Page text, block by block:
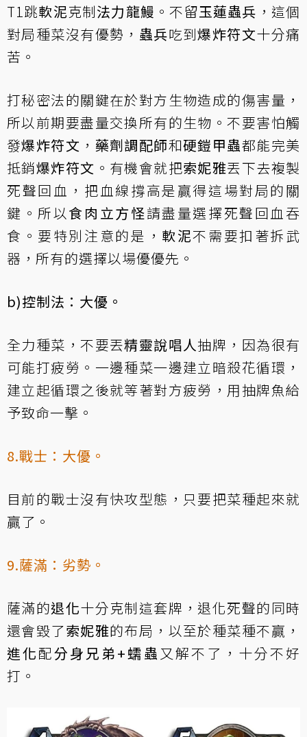
T1跳軟泥克制法力龍鰻 。不留玉蓮蟲兵 ，這個
對局種菜沒有優勢， 蟲兵吃到爆炸符文十分痛
苦。
打秘密法的關鍵在於對方生物造成的傷害量，
所以前期要盡量交換所有的生物。不要害怕觸
發爆炸符文 ， 藥劑調配師和硬鎧甲蟲都能完美
抵銷爆炸符文 。有機會就把索妮雅丟下去複製
死聲回血，把血線撐高是贏得這場對局的關
鍵。所以食肉立方怪請盡量選擇死聲回血吞
食。要特別注意的是， 軟泥不需要扣著拆武
器，所有的選擇以場優優先。
b)控制法：大優。
全力種菜，不要丟精靈說唱人抽牌，因為很有
可能打疲勞。一邊種菜一邊建立暗殺花循環，
建立起循環之後就等著對方疲勞，用抽牌魚給
予致命一擊。
8.戰士：大優。
目前的戰士沒有快攻型態，只要把菜種起來就
贏了。
9.薩滿：劣勢。
薩滿的退化十分克制這套牌，退化死聲的同時
還會毀了索妮雅的布局，以至於種菜種不贏，
進化配分身兄弟+蠕蟲 又解不了，十分不好
打。